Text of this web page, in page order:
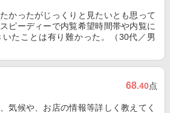
かったがじっくりと見たいとも思って
ピーディーで内覧希望時間帯や内覧に
たことは有り難かった。（30代／男
68.40点
気候や、お店の情報等詳しく教えてく